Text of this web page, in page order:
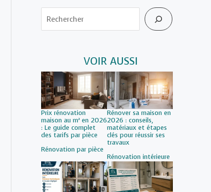
Rechercher
VOIR AUSSI
Prix rénovation
maison au m² en 2026
: Le guide complet
des tarifs par pièce
Par rapport à
Rénovation par pièce
Rénover sa maison en
2026 : conseils,
matériaux et étapes
clés pour réussir ses
travaux
Par rapport à
Rénovation intérieure